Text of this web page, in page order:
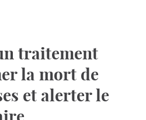
traitement
la mort de
et alerter le